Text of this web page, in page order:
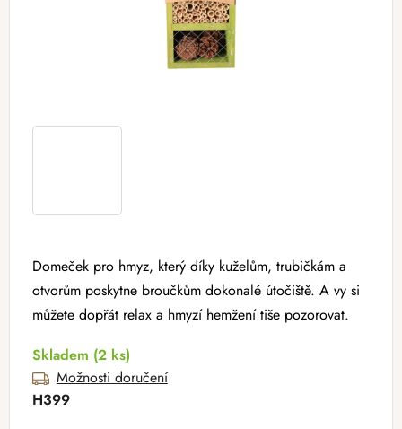
Domeček pro hmyz, který díky kuželům, trubičkám a
otvorům poskytne broučkům dokonalé útočiště. A vy si
můžete dopřát relax a hmyzí hemžení tiše pozorovat.
Skladem (2 ks)
Možnosti doručení
H399